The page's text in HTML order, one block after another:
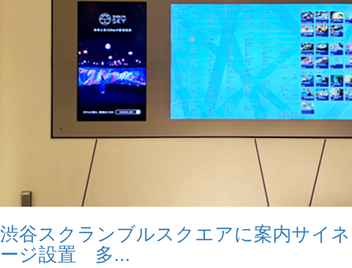
渋谷スクランブルスクエアに案内サイネ
ージ設置 多...